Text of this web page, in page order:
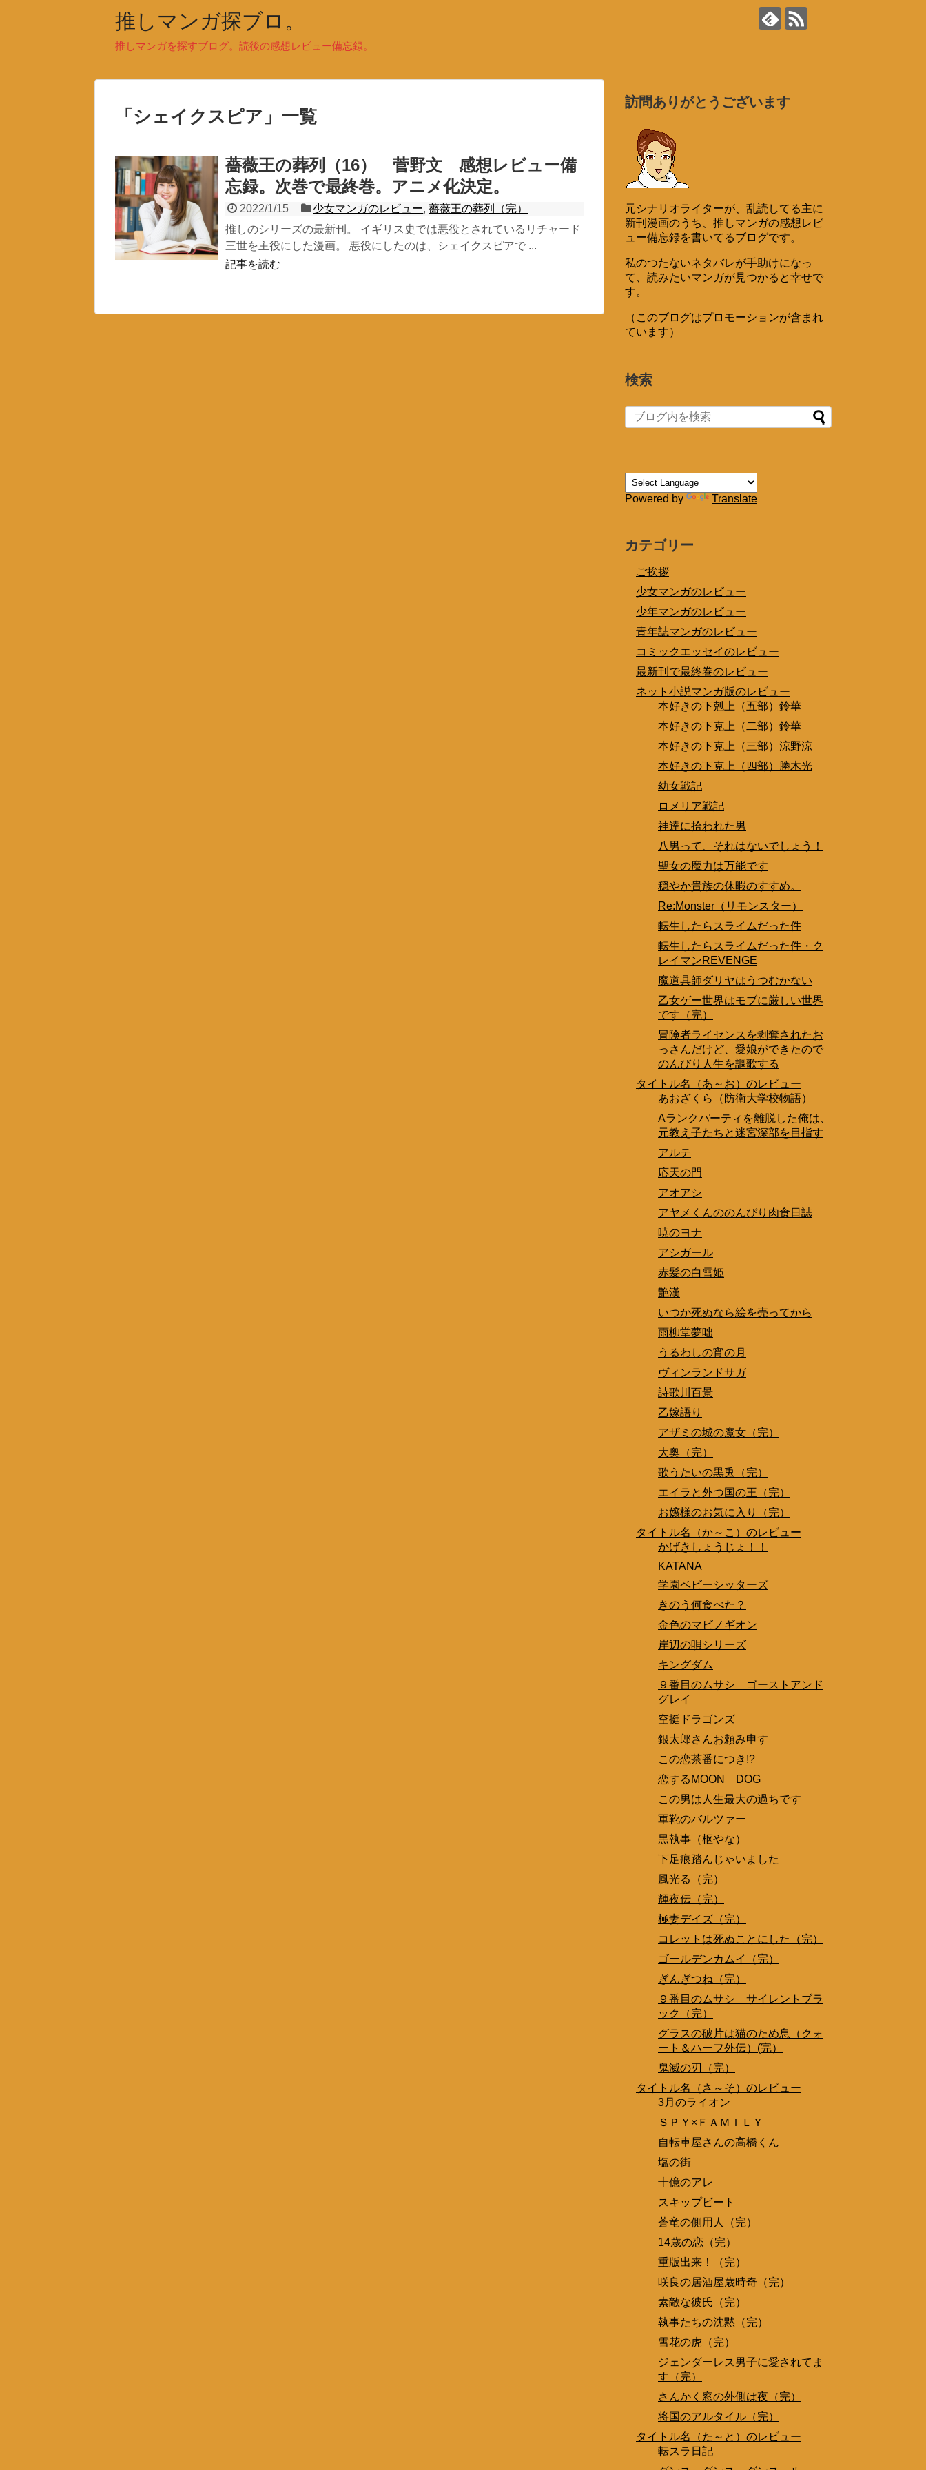
推しマンガ探ブロ。
推しマンガを探すブログ。読後の感想レビュー備忘録。
「 シェイクスピア 」 一覧
薔薇王の葬列（16） 菅野文 感想レビュー備
忘録。次巻で最終巻。アニメ化決定。
2022/1/15 少女マンガのレビュー,薔薇王の葬列（完）
推しのシリーズの最新刊。 イギリス史では悪役とされているリチャード
三世を主役にした漫画。 悪役にしたのは、シェイクスピアで ...
記事を読む
訪問ありがとうございます
元シナリオライターが、乱読してる主に
新刊漫画のうち、推しマンガの感想レビ
ュー備忘録を書いてるブログです。
私のつたないネタバレが手助けになっ
て、読みたいマンガが見つかると幸せで
す。
（このブログはプロモーションが含まれ
ています）
検索
Powered by Translate
カテゴリー
ご挨拶
少女マンガのレビュー
少年マンガのレビュー
青年誌マンガのレビュー
コミックエッセイのレビュー
最新刊で最終巻のレビュー
ネット小説マンガ版のレビュー
本好きの下剋上（五部）鈴華
本好きの下克上（二部）鈴華
本好きの下克上（三部）涼野涼
本好きの下克上（四部）勝木光
幼女戦記
ロメリア戦記
神達に拾われた男
八男って、それはないでしょう！
聖女の魔力は万能です
穏やか貴族の休暇のすすめ。
Re:Monster（リモンスター）
転生したらスライムだった件
転生したらスライムだった件・ク
レイマンREVENGE
魔道具師ダリヤはうつむかない
乙女ゲー世界はモブに厳しい世界
です（完）
冒険者ライセンスを剥奪されたお
っさんだけど、愛娘ができたので
のんびり人生を謳歌する
タイトル名（あ～お）のレビュー
あおざくら（防衛大学校物語）
Aランクパーティを離脱した俺は、
元教え子たちと迷宮深部を目指す
アルテ
応天の門
アオアシ
アヤメくんののんびり肉食日誌
暁のヨナ
アシガール
赤髪の白雪姫
艶漢
いつか死ぬなら絵を売ってから
雨柳堂夢咄
うるわしの宵の月
ヴィンランドサガ
詩歌川百景
乙嫁語り
アザミの城の魔女（完）
大奥（完）
歌うたいの黒兎（完）
エイラと外つ国の王（完）
お嬢様のお気に入り（完）
タイトル名（か～こ）のレビュー
かげきしょうじょ！！
KATANA
学園ベビーシッターズ
きのう何食べた？
金色のマビノギオン
岸辺の唄シリーズ
キングダム
９番目のムサシ ゴーストアンド
グレイ
空挺ドラゴンズ
銀太郎さんお頼み申す
この恋茶番につき!?
恋するMOON DOG
この男は人生最大の過ちです
軍靴のバルツァー
黒執事（枢やな）
下足痕踏んじゃいました
風光る（完）
輝夜伝（完）
極妻デイズ（完）
コレットは死ぬことにした（完）
ゴールデンカムイ（完）
ぎんぎつね（完）
９番目のムサシ サイレントブラ
ック（完）
グラスの破片は猫のため息（クォ
ート＆ハーフ外伝）(完）
鬼滅の刃（完）
タイトル名（さ～そ）のレビュー
3月のライオン
ＳＰＹ×ＦＡＭＩＬＹ
自転車屋さんの高橋くん
塩の街
十億のアレ
スキップビート
蒼竜の側用人（完）
14歳の恋（完）
重版出来！（完）
咲良の居酒屋歳時奇（完）
素敵な彼氏（完）
執事たちの沈黙（完）
雪花の虎（完）
ジェンダーレス男子に愛されてま
す（完）
さんかく窓の外側は夜（完）
将国のアルタイル（完）
タイトル名（た～と）のレビュー
転スラ日記